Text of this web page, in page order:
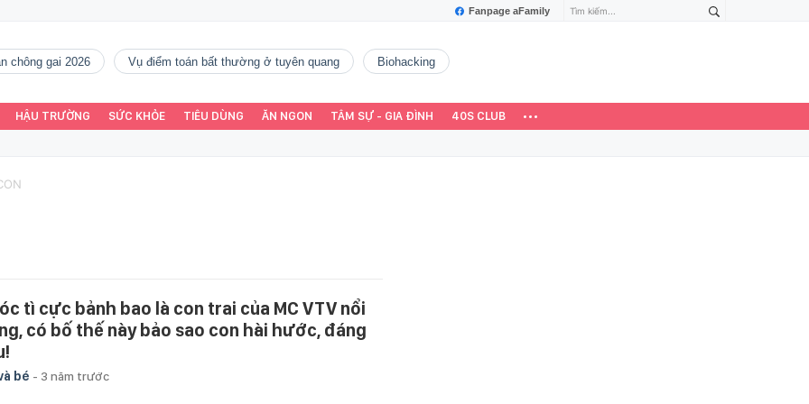
Fanpage aFamily
chông gai 2026 vụ điểm toán bất thường ở tuyên quang Biohacking
HẬU TRƯỜNG SỨC KHỎE TIÊU DÙNG ĂN NGON TÂM SỰ - GIA ĐÌNH 40S CLUB
tì cực bảnh bao là con trai của MC VTV nổi
có bố thế này bảo sao con hài hước, đáng
bé - 3 năm trước